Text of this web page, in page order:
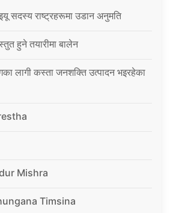
सदस्य राष्ट्रहरूमा उडान अनुमति
हुने तयारीमा बालेन
लागी कस्ता जनशक्ति उत्पादन भइरहेका
Mishra
Timsina